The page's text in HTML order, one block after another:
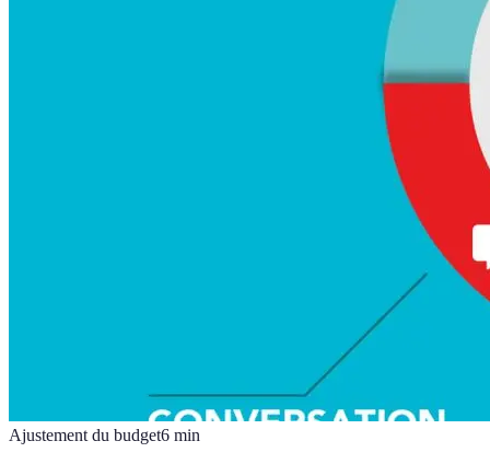
Ajustement du budget6 min